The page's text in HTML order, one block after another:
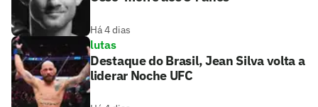
Há 4 dias
lutas
Destaque do Brasil, Jean Silva volta a
liderar Noche UFC